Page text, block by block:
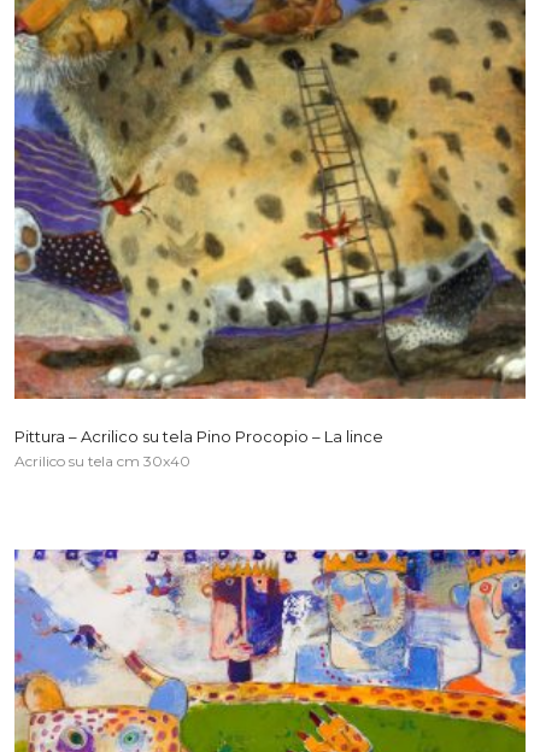
Pittura – Acrilico su tela Pino Procopio – La lince
Acrilico su tela cm 30x40